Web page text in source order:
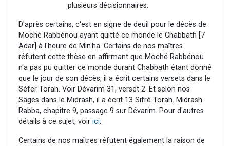
plusieurs décisionnaires.
D'après certains, c'est en signe de deuil pour le décès de
Moché Rabbénou ayant quitté ce monde le Chabbath [7
Adar] à l'heure de Min'ha. Certains de nos maîtres
réfutent cette thèse en affirmant que Moché Rabbénou
n'a pas pu quitter ce monde durant Chabbath étant donné
que le jour de son décès, il a écrit certains versets dans le
Séfer Torah. Voir Dévarim 31, verset 2. Et selon nos
Sages dans le Midrash, il a écrit 13 Sifré Torah. Midrash
Rabba, chapitre 9, passage 9 sur Dévarim. Pour d'autres
détails à ce sujet, voir ici.
Certains de nos maîtres réfutent également la raison de